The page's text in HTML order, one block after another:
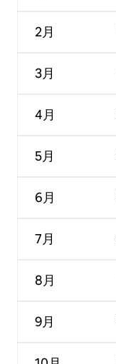
2月
3月
4月
5月
6月
7月
8月
9月